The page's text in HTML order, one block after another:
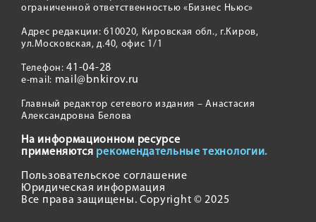
ограниченной ответственностью «Бизнес Ньюс»
Адрес редакции: 610020, Кировская обл., г.Киров,
ул.Московская, д.40, офис 1/1
Телефон:41-04-28
e-mail: mail@bnkirov.ru
Главный редактор сетевого издания – Анастасия
Александровна Белова
На информационном ресурсе
применяются рекомендательные технологии.
Пользовательское соглашение
Юридическая информация
Все права защищены. Copyright © 2025